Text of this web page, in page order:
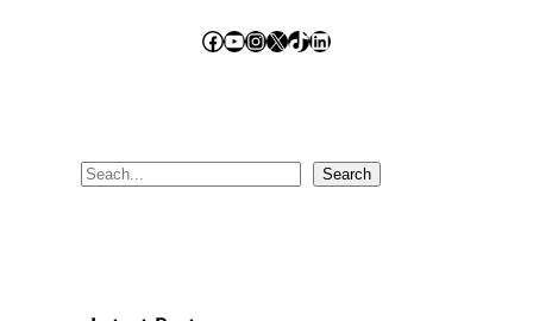
Facebook YouTube InstagramX TikTok LinkedIn
S
Search